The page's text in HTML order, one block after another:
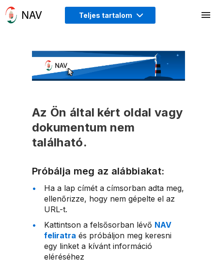
Teljes tartalom
Az Ön által kért oldal vagy
dokumentum nem
található.
Próbálja meg az alábbiakat:
Ha a lap címét a címsorban adta meg,
ellenőrizze, hogy nem gépelte el az
URL-t.
Kattintson a felsősorban lévő NAV
feliratra és próbáljon meg keresni
egy linket a kívánt információ
eléréséhez